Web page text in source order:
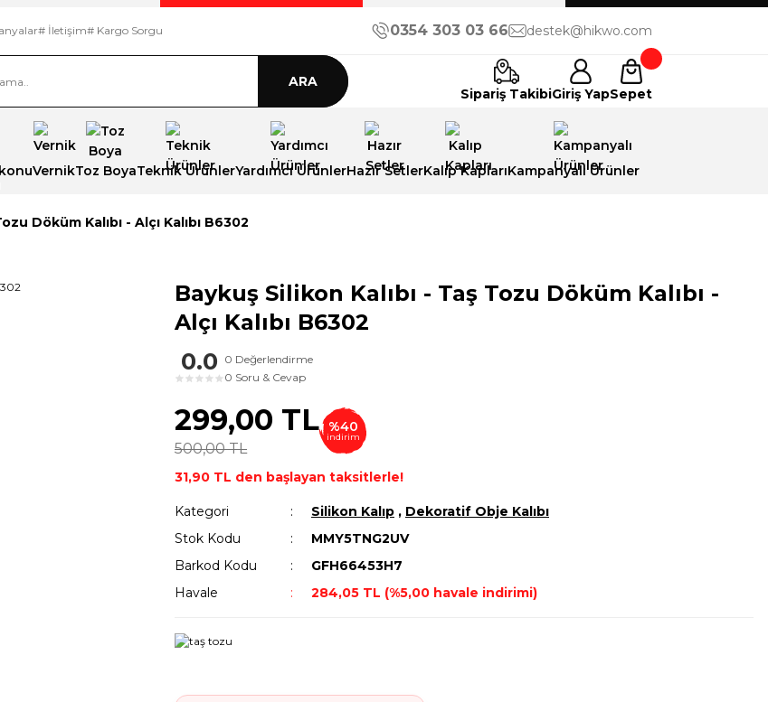
# İletişim# Kargo Sorgu 0354 303 03 66 destek@hikwo.com
ARA
Sipariş TakibiGiriş YapSepet
VernikToz BoyaTeknik ÜrünlerYardımcı ÜrünlerHazır SetlerKalıp KaplarıKampanyalı Ürünler
Döküm Kalıbı - Alçı Kalıbı B6302
Baykuş Silikon Kalıbı - Taş Tozu Döküm Kalıbı -
Alçı Kalıbı B6302
0.0
★ ★ ★ ★ ★
0 Değerlendirme
0 Soru & Cevap
299,00 TL
500,00 TL
%40
indirim
31,90 TL den başlayan taksitlerle!
Kategori Silikon Kalıp , Dekoratif Obje Kalıbı
Stok Kodu
MMY5TNG2UV
Barkod Kodu
GFH66453H7
Havale
284,05 TL (%5,00 havale indirimi)